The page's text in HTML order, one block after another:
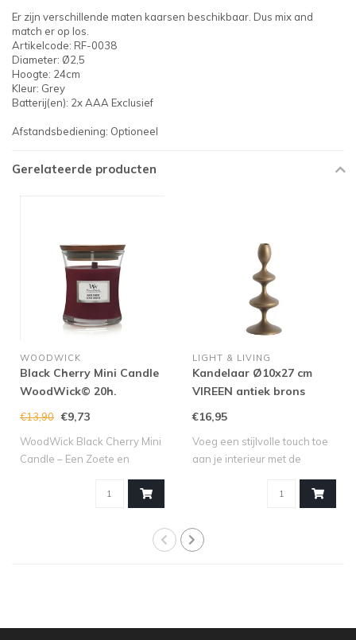
Er zijn verschillende maten kaarsen beschikbaar. Dus mix and
match er op los.
Artikelcode: RF-0038
Diameter: Ø2,5
Hoogte: 24cm
Kleur: Grey
Batterij(en): 2x AAA Exclusief
Afstandsbediening: Optioneel
Gerelateerde producten
WOODWICK
Black Cherry Mini Candle
WoodWick© 20h.
€13,90 €9,73
WoodWick Black Cherry Mini
Candle – Een Zoete en
LIGHT & LIVING
Kandelaar Ø10x27 cm
VIREEN antiek brons
€16,95
Voeg een stijlvolle touch toe
aan je interieur met de